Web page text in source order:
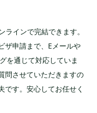
インで完結できます。
ザ申請まで、Eメールや
を通じて対応していま
問させていただきますの
です。安心してお任せく